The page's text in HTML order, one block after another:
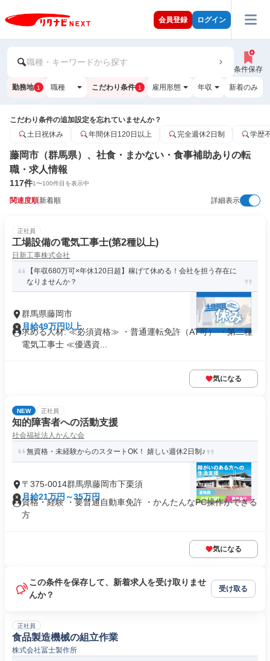
会員登録 ログイン
職種・キーワードから探す
条件保存
勤務地 1 職種 こだわり条件 1 雇用形態 年収 新着のみ
こだわり条件の追加設定を忘れていませんか？
土日祝休み
年間休日120日以上 完全週休2日制 学歴
藤岡市（群馬県）、社食・まかない・食事補助ありの転
職・求人情報
117件1〜100件目を表示中
関連度順新着順 詳細表示
正社員
工場設備の電気工事士(第2種以上)
日新工事株式会社
【年収680万可×年休120日超】稼げて休める！会社を担う存在に
なりませんか？
群馬県藤岡市
月給49万円以上
求める人材: ≪必須資格≫ ・普通運転免許（AT可） ・第二種
電気工事士 ≪優遇資...
気になる
NEW 正社員
知的障害者への活動支援
社会福祉法人かんな会
無資格・未経験からのスタートOK！ 嬉しい週休2日制♪
〒375-0014群馬県藤岡市下栗須
月給21万円～35万円
資格・経験 ・要普通自動車免許 ・かんたんなPC操作ができる
方
気になる
この条件を保存して、新着求人を受け取りませ
んか？
受け取る
正社員
食品製造機械の組立作業
株式会社冨士製作所